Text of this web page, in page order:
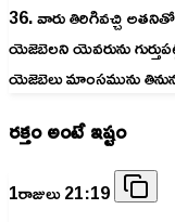
36. వారు తిరిగివచ్చి
యెజెబెలని యెవరును
యెజెబెలు మాంసమును
రక్తం అంటే ఇష్టం
1రాజులు 21:19